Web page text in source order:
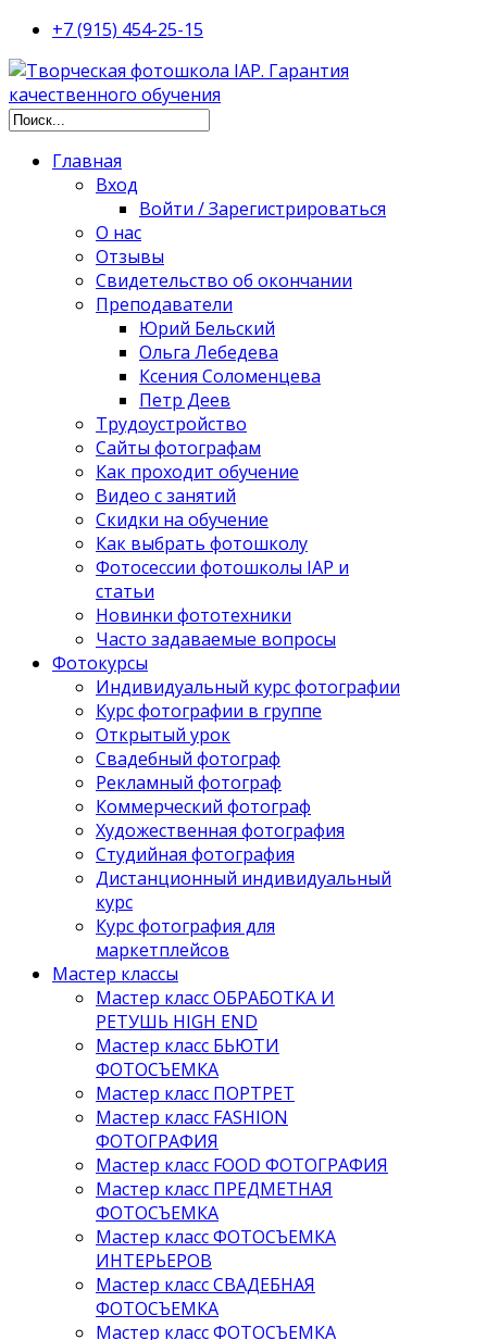
+7 (915) 454-25-15
Главная
Вход
Войти / Зарегистрироваться
О нас
Отзывы
Свидетельство об окончании
Преподаватели
Юрий Бельский
Ольга Лебедева
Ксения Соломенцева
Петр Деев
Трудоустройство
Сайты фотографам
Как проходит обучение
Видео с занятий
Скидки на обучение
Как выбрать фотошколу
Фотосессии фотошколы IAP и
статьи
Новинки фототехники
Часто задаваемые вопросы
Фотокурсы
Индивидуальный курс фотографии
Курс фотографии в группе
Открытый урок
Свадебный фотограф
Рекламный фотограф
Коммерческий фотограф
Художественная фотография
Студийная фотография
Дистанционный индивидуальный
курс
Курс фотография для
маркетплейсов
Мастер классы
Мастер класс ОБРАБОТКА И
РЕТУШЬ HIGH END
Мастер класс БЬЮТИ
ФОТОСЪЕМКА
Мастер класс ПОРТРЕТ
Мастер класс FASHION
ФОТОГРАФИЯ
Мастер класс FOOD ФОТОГРАФИЯ
Мастер класс ПРЕДМЕТНАЯ
ФОТОСЪЕМКА
Мастер класс ФОТОСЪЕМКА
ИНТЕРЬЕРОВ
Мастер класс СВАДЕБНАЯ
ФОТОСЪЕМКА
Мастер класс ФОТОСЪЕМКА